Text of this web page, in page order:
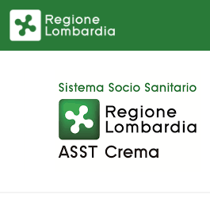
Salta al contenuto principale